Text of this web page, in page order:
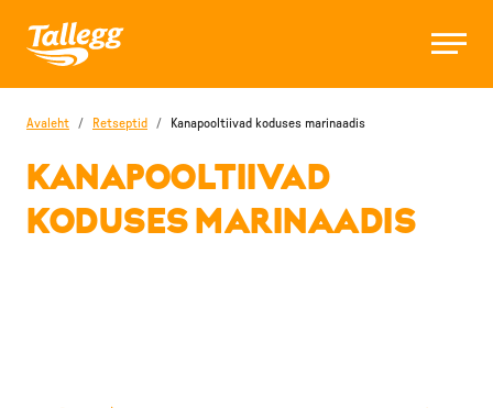
Avaleht / Retseptid / Kanapooltiivad koduses marinaadis
KANAPOOLTIIVAD
KODUSES MARINAADIS